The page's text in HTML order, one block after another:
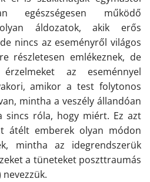
egészségesen működő
áldozatok, akik erős
nincs az eseményről világos
részletesen emlékeznek, de
az eseménnyel
amikor a test folytonos
mintha a veszély állandóan
sincs róla, hogy miért. Ez azt
átélt emberek olyan módon
mintha az idegrendszerük
a tüneteket poszttraumás
nevezzük.